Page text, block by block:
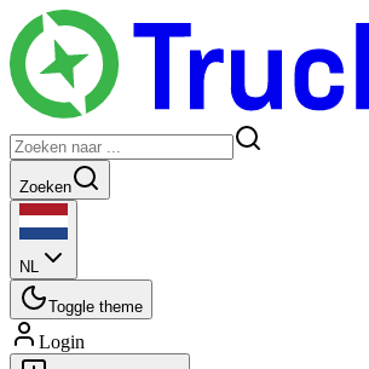
Zoeken
NL
Toggle theme
Login